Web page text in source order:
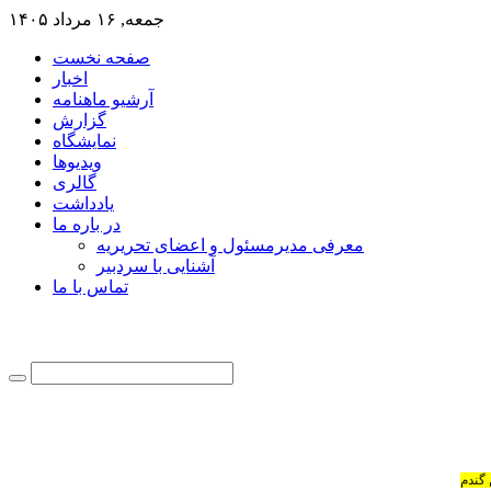
جمعه, ۱۶ مرداد ۱۴۰۵
صفحه نخست
اخبار
آرشیو ماهنامه
گزارش
نمایشگاه
ویدیوها
گالری
یادداشت
در باره ما
معرفی مدیرمسئول و اعضای تحریریه
آشنایی با سردبیر
تماس با ما